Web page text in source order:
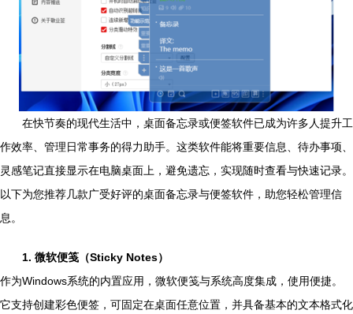
在快节奏的现代生活中，桌面备忘录或便签软件已成为许多人提升工
作效率、管理日常事务的得力助手。这类软件能将重要信息、待办事项、
灵感笔记直接显示在电脑桌面上，避免遗忘，实现随时查看与快速记录。
以下为您推荐几款广受好评的桌面备忘录与便签软件，助您轻松管理信
息。
1. 微软便笺（Sticky Notes）
作为Windows系统的内置应用，微软便笺与系统高度集成，使用便捷。
它支持创建彩色便签，可固定在桌面任意位置，并具备基本的文本格式化